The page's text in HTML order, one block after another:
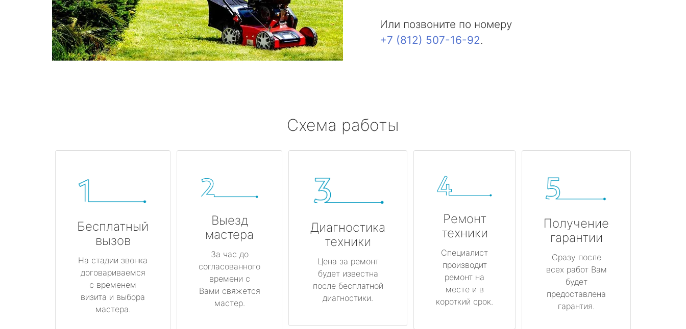
Или позвоните по номеру
+7 (812) 507-16-92.
Схема работы
Бесплатный
вызов
На стадии звонка
договариваемся
с временем
визита и выбора
мастера.
Выезд
мастера
За час до
согласованного
времени с
Вами свяжется
мастер.
Диагностика
техники
Цена за ремонт
будет известна
после бесплатной
диагностики.
Ремонт
техники
Специалист
производит
ремонт на
месте и в
короткий срок.
Получение
гарантии
Сразу после
всех работ Вам
будет
предоставлена
гарантия.